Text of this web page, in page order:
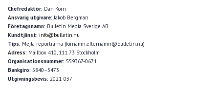
Chefredaktör: Dan Korn
Ansvarig utgivare:Jakob Bergman
Företagsnamn: Bulletin Media Sverige AB
Kundtjänst: info@bulletin.nu
Tips: Mejla reportrarna (förnamn.efternamn@bulletin.nu)
Adress: Mailbox 410, 111 73 Stockholm
Organisationsnummer: 559367-0671
Bankgiro: 5840–5473
Utgivningsbevis: 2021-037